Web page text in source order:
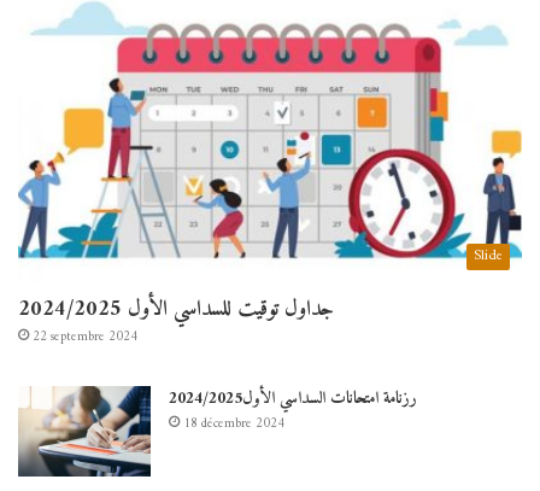
Slide
جداول توقيت للسداسي الأول 2024/2025
22 septembre 2024
رزنامة امتحانات السداسي الأول2024/2025
18 décembre 2024